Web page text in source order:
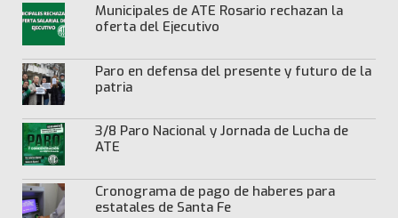
Municipales de ATE Rosario rechazan la
oferta del Ejecutivo
Paro en defensa del presente y futuro de la
patria
3/8 Paro Nacional y Jornada de Lucha de
ATE
Cronograma de pago de haberes para
estatales de Santa Fe